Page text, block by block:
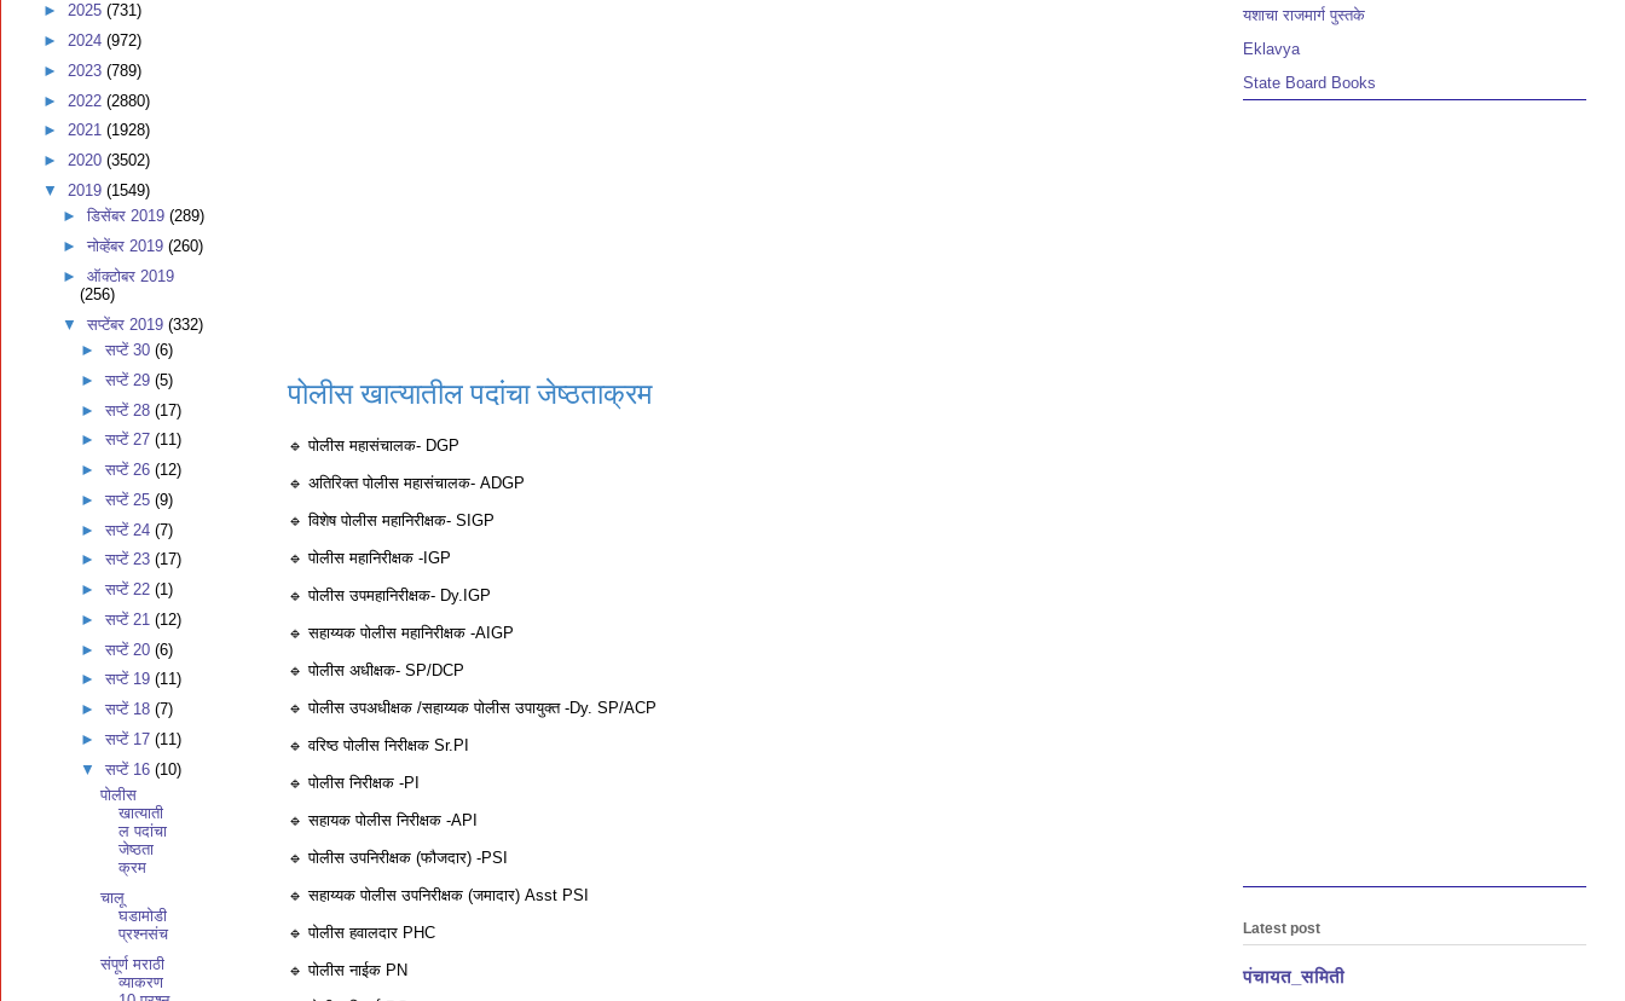
पोलीस खात्यातील पदांचा जेष्ठताक्रम
🔹 पोलीस महासंचालक- DGP
🔹 अतिरिक्त पोलीस महासंचालक- ADGP
🔹 विशेष पोलीस महानिरीक्षक- SIGP
🔹 पोलीस महानिरीक्षक -IGP
🔹 पोलीस उपमहानिरीक्षक- Dy.IGP
🔹 सहाय्यक पोलीस महानिरीक्षक -AIGP
🔹 पोलीस अधीक्षक- SP/DCP
🔹 पोलीस उपअधीक्षक /सहाय्यक पोलीस उपायुक्त -Dy. SP/ACP
🔹 वरिष्ठ पोलीस निरीक्षक Sr.PI
🔹 पोलीस निरीक्षक -PI
🔹 सहायक पोलीस निरीक्षक -API
🔹 पोलीस उपनिरीक्षक (फौजदार) -PSI
🔹 सहाय्यक पोलीस उपनिरीक्षक (जमादार) Asst PSI
🔹 पोलीस हवालदार PHC
🔹 पोलीस नाईक PN
► 2025 (731)
► 2024 (972)
► 2023 (789)
► 2022 (2880)
► 2021 (1928)
► 2020 (3502)
▼ 2019 (1549)
► डिसेंबर 2019 (289)
► नोव्हेंबर 2019 (260)
► ऑक्टोबर 2019
(256)
▼ सप्टेंबर 2019 (332)
►सप्टें 30(6)
►सप्टें 29(5)
►सप्टें 28(17)
►सप्टें 27(11)
►सप्टें 26(12)
►सप्टें 25(9)
►सप्टें 24(7)
►सप्टें 23(17)
►सप्टें 22(1)
►सप्टें 21(12)
►सप्टें 20(6)
►सप्टें 19(11)
►सप्टें 18(7)
►सप्टें 17(11)
▼सप्टें 16(10)
पोलीस
खात्याती
ल पदांचा
जेष्ठता
क्रम
चालू
घडामोडी
प्रश्नसंच
संपूर्ण मराठी
व्याकरण
यशाचा राजमार्ग पुस्तके
Eklavya
State Board Books
Latest post
पंचायत_समिती